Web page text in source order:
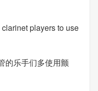
players to use
的乐手们多使用颤